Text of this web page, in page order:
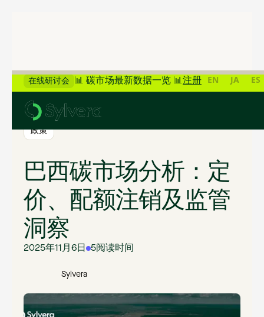
在线研讨会 📊 碳市场最新数据一览 📊注册 EN JA ES
政策
巴西碳市场分析：定
价、配额注销及监管
洞察
2025年11月6日 5阅读时间
Sylvera